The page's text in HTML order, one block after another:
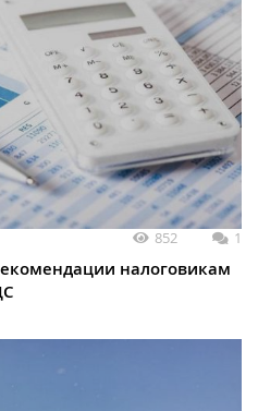
852 1
налоговикам